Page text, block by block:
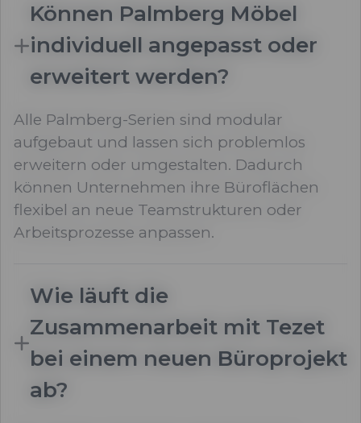
Können Palmberg Möbel
individuell angepasst oder
erweitert werden?
Alle Palmberg-Serien sind modular
aufgebaut und lassen sich problemlos
erweitern oder umgestalten. Dadurch
können Unternehmen ihre Büroflächen
flexibel an neue Teamstrukturen oder
Arbeitsprozesse anpassen.
Wie läuft die
Zusammenarbeit mit Tezet
bei einem neuen Büroprojekt
ab?